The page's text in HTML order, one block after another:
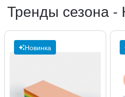
Тренды сезона -
Новинка